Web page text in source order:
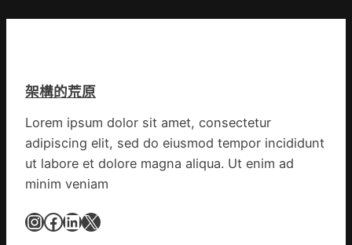
防
宮
院
架構的荒原
Lorem ipsum dolor sit amet, consectetur
adipiscing elit, sed do eiusmod tempor incididunt
ut labore et dolore magna aliqua. Ut enim ad
minim veniam
InstagramFacebook LinkedIn X